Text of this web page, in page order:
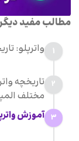
مطالب مفید
1 واترپلو:
2
تاریخچه
مختلف
3 آموزش